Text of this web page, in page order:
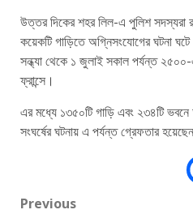
উত্তর দিকের শহর লিল-এ পুলিশ সদস্যরা
কয়েকটি গাড়িতে অগ্নিসংযোগের ঘটনা
সন্ধ্যা থেকে ১ জুলাই সকাল পর্যন্ত
ফ্রান্সে।
এর মধ্যে ১৩৫০টি গাড়ি এবং ২৩৪টি
সংঘর্ষের ঘটনায় এ পর্যন্ত গ্রেফতার
Previous